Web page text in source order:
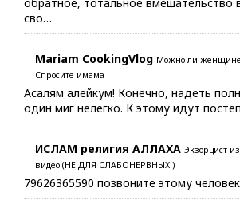
обратное, тотальное вмешательство
сво…
Mariam CookingVlog Можно ли женщине
Спросите имама
Асалям алейкум! Конечно, надеть
один миг нелегко. К этому идут
ИСЛАМ религия АЛЛАХА Экзорцист
видео (НЕ ДЛЯ СЛАБОНЕРВНЫХ!)
79626365590 позвоните этому